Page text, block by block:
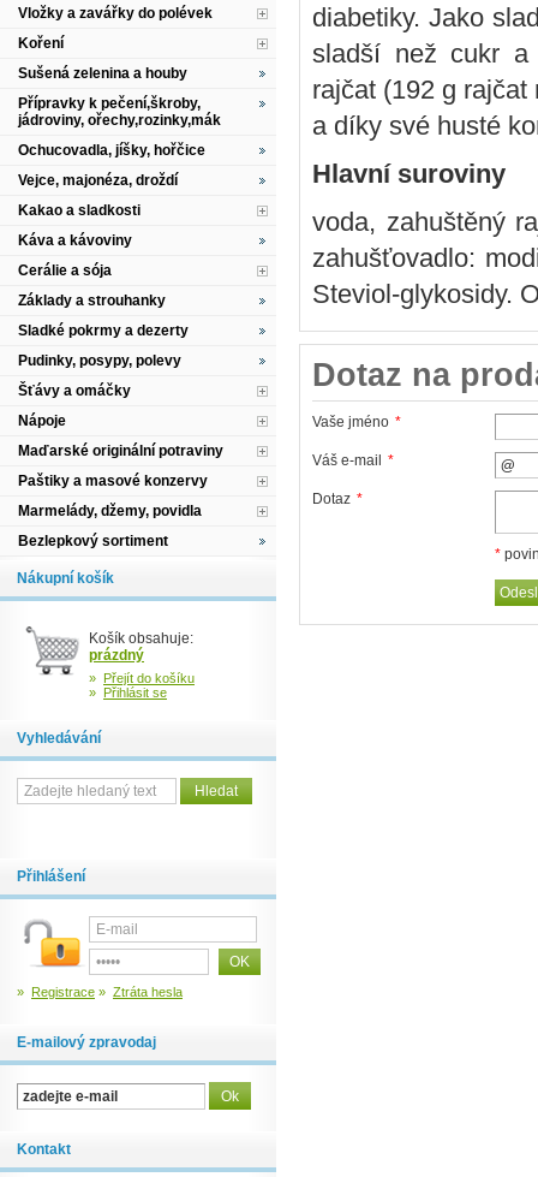
diabetiky. Jako
sladší než cukr a
rajčat (192 g
a díky své husté
Hlavní suroviny
voda, zahuštěný
zahušťovadlo:
Steviol-glykosidy.
Dotaz na
Vaše jméno *
Váš e-mail *
Dotaz *
*
Vložky a zavářky do polévek
Koření
Sušená zelenina a houby
Přípravky k pečení,škroby,
jádroviny, ořechy,rozinky,mák
Ochucovadla, jíšky, hořčice
Vejce, majonéza, droždí
Kakao a sladkosti
Káva a kávoviny
Cerálie a sója
Základy a strouhanky
Sladké pokrmy a dezerty
Pudinky, posypy, polevy
Šťávy a omáčky
Nápoje
Maďarské originální potraviny
Paštiky a masové konzervy
Marmelády, džemy, povidla
Bezlepkový sortiment
Nákupní košík
Košík obsahuje:
prázdný
» Přejít do košíku
» Přihlásit se
Vyhledávání
Přihlášení
» Registrace » Ztráta hesla
E-mailový zpravodaj
Kontakt